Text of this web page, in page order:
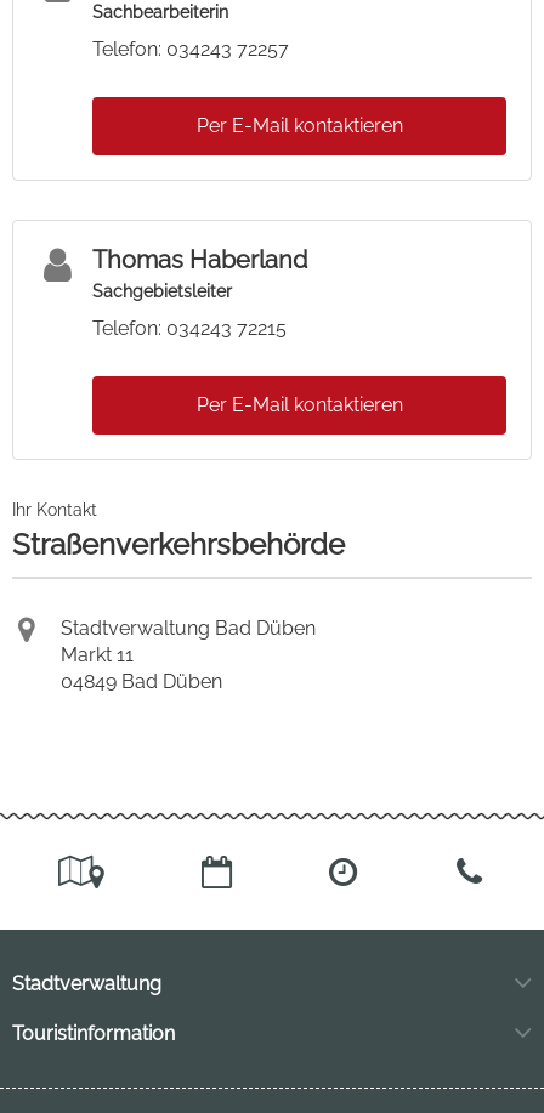
Sachbearbeiterin
Telefon: 034243 72257
Per E-Mail kontaktieren
Thomas Haberland
Sachgebietsleiter
Telefon: 034243 72215
Per E-Mail kontaktieren
Ihr Kontakt
Straßenverkehrsbehörde
Stadtverwaltung Bad Düben
Markt 11
04849 Bad Düben
Stadtverwaltung
Markt 11
Touristinformation
Neuhofstraße 3